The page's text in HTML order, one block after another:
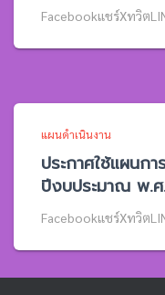
Facebookแชร์Xทวิต
แผนดำเนินงาน
ประกาศใช้แผนกา
ปีงบประมาณ พ.ศ
Facebookแชร์Xทวิต